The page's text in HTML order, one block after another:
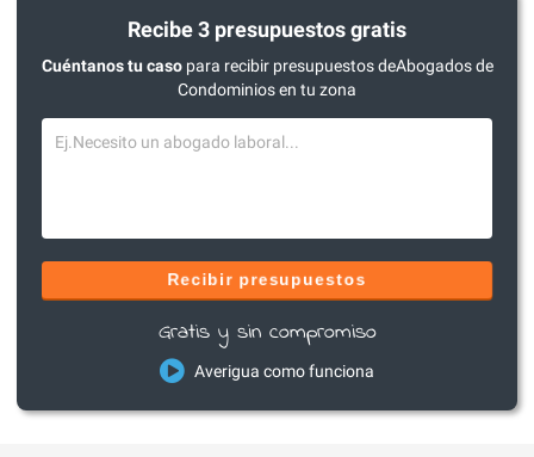
Recibe 3 presupuestos gratis
Cuéntanos tu casopara recibir presupuestos deAbogados de
Condominios en tu zona
Recibir presupuestos
Gratis y sin compromiso
Averigua como funciona